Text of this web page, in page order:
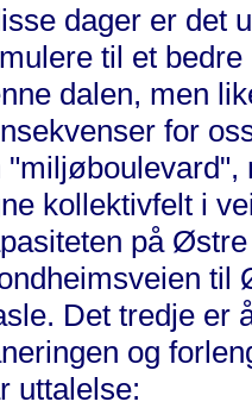
dager er det
til et
dalen, men
for
"miljøboulevard",
kollektivfelt i
på
til
Det tredje er
og
uttalelse: